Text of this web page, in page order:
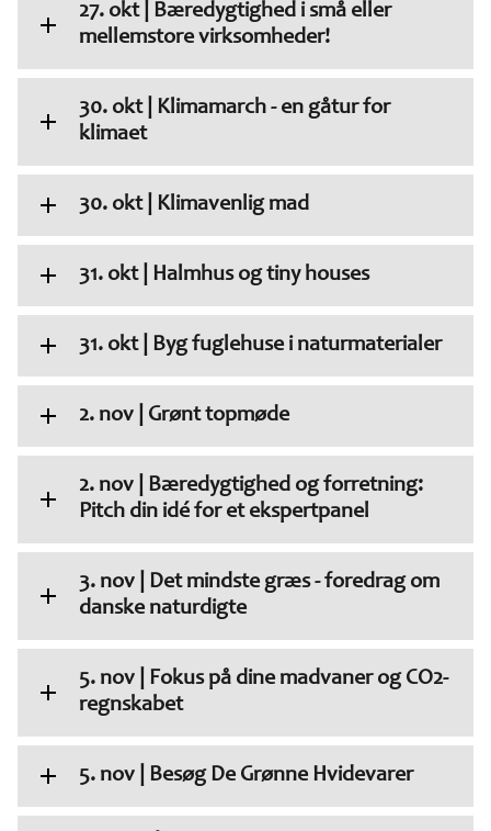
27. okt | Bæredygtighed i små eller
mellemstore virksomheder!
30. okt | Klimamarch - en gåtur for
klimaet
30. okt | Klimavenlig mad
31. okt | Halmhus og tiny houses
31. okt | Byg fuglehuse i naturmaterialer
2. nov | Grønt topmøde
2. nov | Bæredygtighed og forretning:
Pitch din idé for et ekspertpanel
3. nov | Det mindste græs - foredrag om
danske naturdigte
5. nov | Fokus på dine madvaner og CO2-
regnskabet
5. nov | Besøg De Grønne Hvidevarer